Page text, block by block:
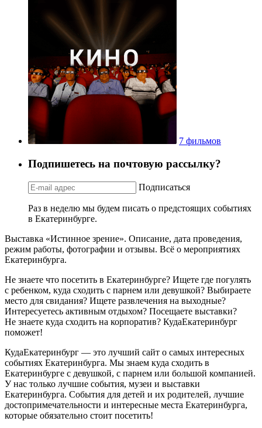
7 фильмов
Подпишетесь на почтовую рассылку?
Подписаться
Раз в неделю мы будем писать о предстоящих событиях
в Екатеринбурге.
Выставка «Истинное зрение». Описание, дата проведения,
режим работы, фотографии и отзывы. Всё о мероприятиях
Екатеринбурга.
Не знаете что посетить в Екатеринбурге? Ищете где погулять
с ребенком, куда сходить с парнем или девушкой? Выбираете
место для свидания? Ищете развлечения на выходные?
Интересуетесь активным отдыхом? Посещаете выставки?
Не знаете куда сходить на корпоратив? КудаЕкатеринбург
поможет!
КудаЕкатеринбург — это лучший сайт о самых интересных
событиях Екатеринбурга. Мы знаем куда сходить в
Екатеринбурге с девушкой, с парнем или большой компанией.
У нас только лучшие события, музеи и выставки
Екатеринбурга. События для детей и их родителей, лучшие
достопримечательности и интересные места Екатеринбурга,
которые обязательно стоит посетить!